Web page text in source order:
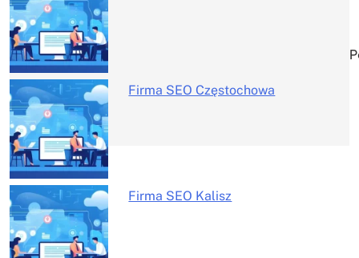
Firma SEO Częstochowa
Firma SEO Kalisz
Nawigacja
wpisu